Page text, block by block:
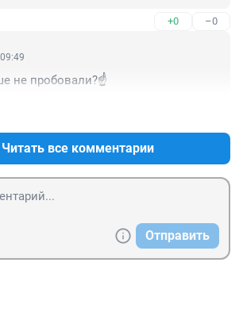
процессом тупые, малограмотные
то тут должна прокуратура
годы вперед на бюддет повесили
на народ. То есть мы все
разницу по льготной ипотеке
17.
+0 –0
не пробовали?☝️
Читать все комментарии
Отправить